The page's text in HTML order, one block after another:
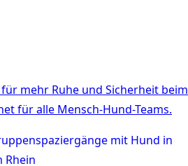
mehr Ruhe und Sicherheit beim
für alle Mensch-Hund-Teams.